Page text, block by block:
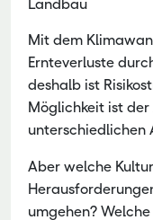
Landbau
Mit dem
Ernteverluste
deshalb ist
Möglichkeit ist
unterschiedlichen
Aber welche
umgehen?